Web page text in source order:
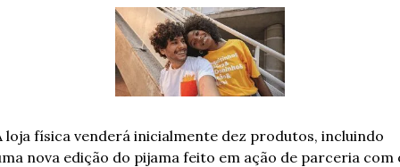
loja física venderá inicialmente dez produtos, incluindo
nova edição do pijama feito em ação de parceria com